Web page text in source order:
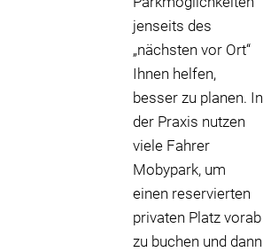
jenseits des
„nächsten vor Ort“
Ihnen helfen,
besser zu planen. In
der Praxis nutzen
viele Fahrer
Mobypark, um
einen reservierten
privaten Platz vorab
zu buchen und dann